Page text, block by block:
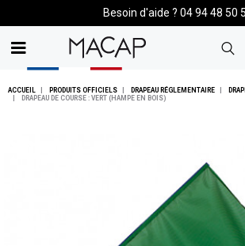
Besoin d'aide ? 04 94 48 50
ACCUEIL PRODUITS OFFICIELS DRAPEAU RÉGLEMENTAIRE
DRAPEAU DE COURSE : VERT (HAMPE EN BOIS)